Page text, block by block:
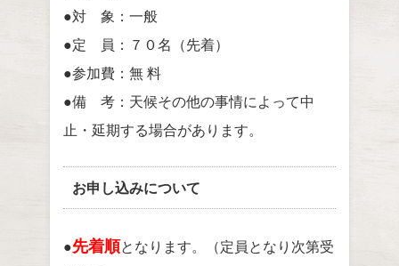
●対 象：一般
●定 員：７０名（先着）
●参加費：無 料
●備 考：天候その他の事情によって中
止・延期する場合があります。
お申し込みについて
●先着順となります。（定員となり次第受